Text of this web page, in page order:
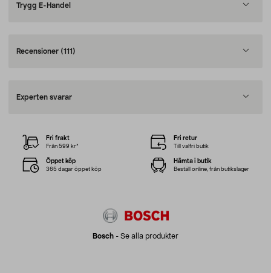
Trygg E-Handel
Recensioner (111)
Experten svarar
Bosch - Se alla produkter
Fri frakt
Från 599 kr*
Fri retur
Till valfri butik
Öppet köp
365 dagar öppet köp
Hämta i butik
Beställ online, från butikslager